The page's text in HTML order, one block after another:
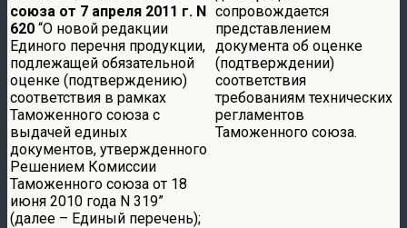
союза от 7 апреля 2011 г. N
620 “О новой редакции
Единого перечня продукции,
подлежащей обязательной
оценке (подтверждению)
соответствия в рамках
Таможенного союза с
выдачей единых
документов, утвержденного
Решением Комиссии
Таможенного союза от 18
июня 2010 года N 319”
(далее – Единый перечень);
сопровождается
представлением
документа об оценке
(подтверждении)
соответствия
требованиям технических
регламентов
Таможенного союза.